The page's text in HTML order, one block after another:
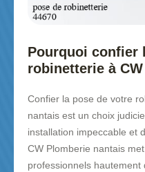
Pourquoi confier
robinetterie à
Confier la pose de votre
nantais est un choix
installation impeccable et
CW Plomberie nantais
professionnels hautement